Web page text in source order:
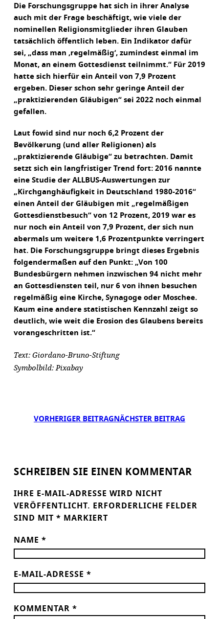
Die Forschungsgruppe hat sich in ihrer Analyse
auch mit der Frage beschäftigt, wie viele der
nominellen Religionsmitglieder ihren Glauben
tatsächlich öffentlich leben. Ein Indikator dafür
sei, „dass man ‚regelmäßig‘, zumindest einmal im
Monat, an einem Gottesdienst teilnimmt.“ Für 2019
hatte sich hierfür ein Anteil von 7,9 Prozent
ergeben. Dieser schon sehr geringe Anteil der
„praktizierenden Gläubigen“ sei 2022 noch einmal
gefallen.
Laut fowid sind nur noch 6,2 Prozent der
Bevölkerung (und aller Religionen) als
„praktizierende Gläubige“ zu betrachten. Damit
setzt sich ein langfristiger Trend fort: 2016 nannte
eine Studie der ALLBUS-Auswertungen zur
„Kirchganghäufigkeit in Deutschland 1980-2016“
einen Anteil der Gläubigen mit „regelmäßigen
Gottesdienstbesuch“ von 12 Prozent, 2019 war es
nur noch ein Anteil von 7,9 Prozent, der sich nun
abermals um weitere 1,6 Prozentpunkte verringert
hat. Die Forschungsgruppe bringt dieses Ergebnis
folgendermaßen auf den Punkt: „Von 100
Bundesbürgern nehmen inzwischen 94 nicht mehr
an Gottesdiensten teil, nur 6 von ihnen besuchen
regelmäßig eine Kirche, Synagoge oder Moschee.
Kaum eine andere statistischen Kennzahl zeigt so
deutlich, wie weit die Erosion des Glaubens bereits
vorangeschritten ist.“
Text: Giordano-Bruno-Stiftung
Symbolbild: Pixabay
VORHERIGER BEITRAG NÄCHSTER BEITRAG
SCHREIBEN SIE EINEN KOMMENTAR
IHRE E-MAIL-ADRESSE WIRD NICHT
VERÖFFENTLICHT.
ERFORDERLICHE FELDER
SIND MIT * MARKIERT
NAME *
E-MAIL-ADRESSE *
KOMMENTAR *